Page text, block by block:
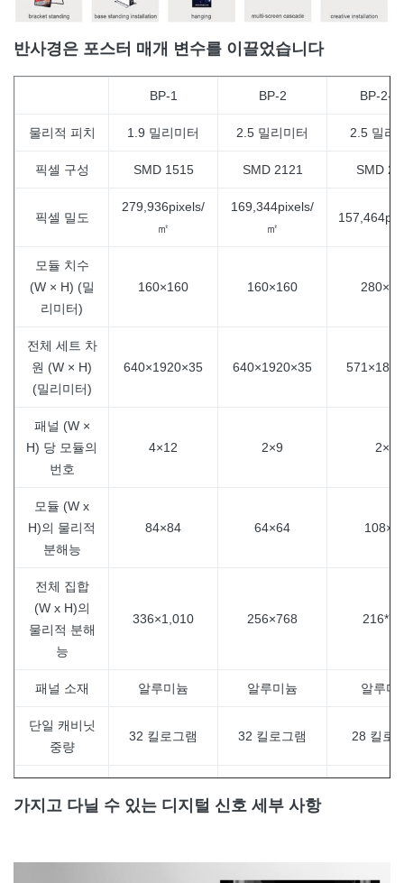
반사경은 포스터 매개 변수를 이끌었습니다
BP-1 BP-2 BP-2-
물리적 피치 1.9 밀리미터 2.5 밀리미터 2.5 밀리
픽셀 구성 SMD 1515 SMD 2121 SMD
픽셀 밀도
279,936pixels/
㎡
169,344pixels/
㎡
모듈 치수
(W × H) (밀
리미터)
160×160 160×160
전체 세트 차
원 (W × H)
(밀리미터)
640×1920×35 640×1920×35
패널 (W ×
H) 당 모듈의
번호
4×12 2×9 2×9
모듈 (W x
H)의 물리적
분해능
84×84 64×64
전체 집합
(W x H)의
물리적 분해
능
336×1,010 256×768
패널 소재 알루미늄 알루미늄 알루미
단일 캐비닛
중량
32 킬로그램 32 킬로그램 28 킬로
가지고 다닐 수 있는 디지털 신호 세부 사항